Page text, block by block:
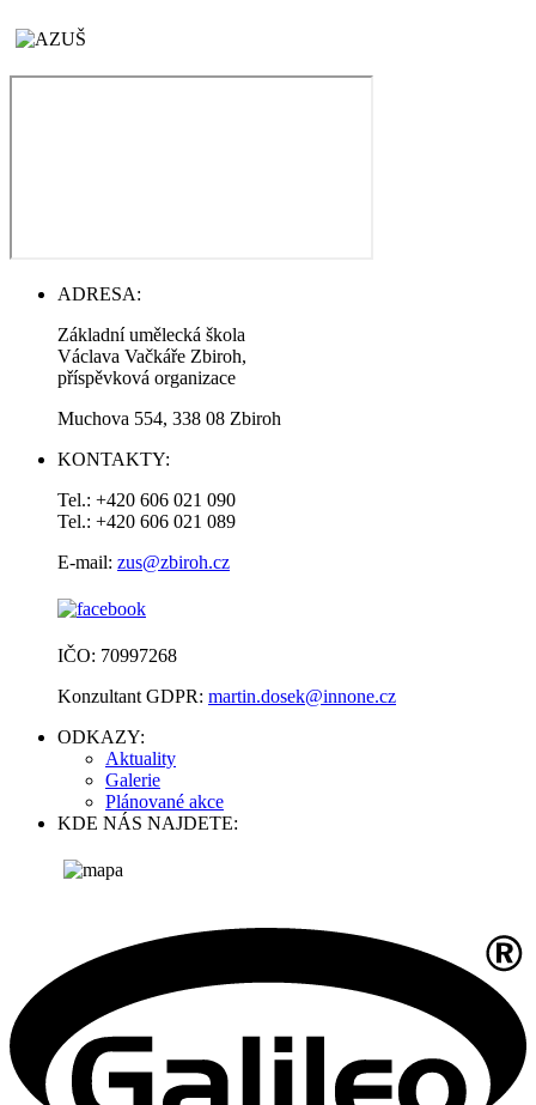
ADRESA:
Základní umělecká škola
Václava Vačkáře Zbiroh,
příspěvková organizace
Muchova 554, 338 08 Zbiroh
KONTAKTY:
Tel.: +420 606 021 090
Tel.: +420 606 021 089
E-mail: zus@zbiroh.cz
IČO: 70997268
Konzultant GDPR: martin.dosek@innone.cz
ODKAZY:
Aktuality
Galerie
Plánované akce
KDE NÁS NAJDETE: